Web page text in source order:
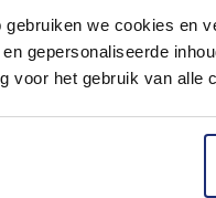
gebruiken we cookies en
gepersonaliseerde
voor het gebruik van alle